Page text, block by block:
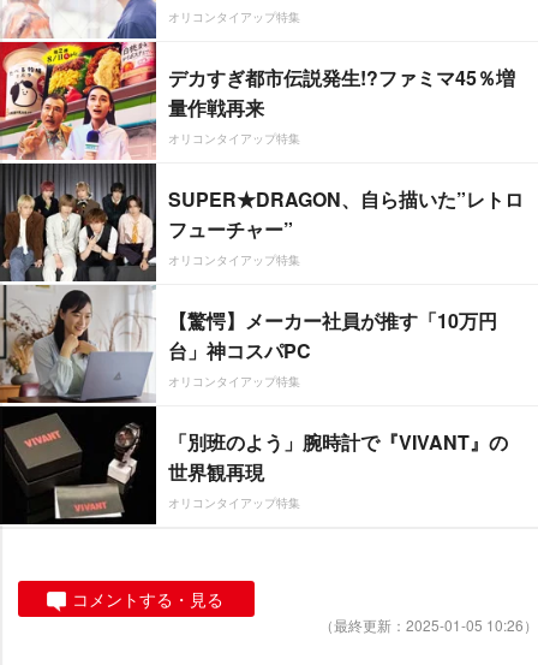
オリコンタイアップ特集
デカすぎ都市伝説発生!?ファミマ45％増
量作戦再来
オリコンタイアップ特集
SUPER★DRAGON、自ら描いた”レトロ
フューチャー”
オリコンタイアップ特集
【驚愕】メーカー社員が推す「10万円
台」神コスパPC
オリコンタイアップ特集
「別班のよう」腕時計で『VIVANT』の
世界観再現
オリコンタイアップ特集
コメントする・見る
（最終更新：2025-01-05 10:26）